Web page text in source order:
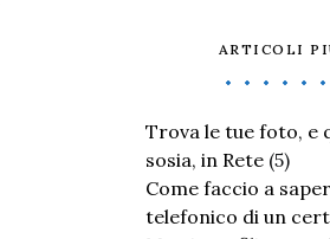
ARTICOLI
Trova le tue foto, e
sosia, in Rete (5)
Come faccio a
telefonico di un